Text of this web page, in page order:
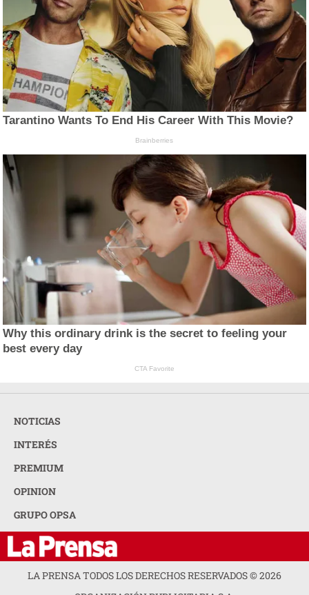
Tarantino Wants To End His Career With This Movie?
Brainberries
Why this ordinary drink is the secret to feeling your
best every day
CTA Favorite
NOTICIAS
INTERÉS
PREMIUM
OPINION
GRUPO OPSA
LA PRENSA TODOS LOS DERECHOS RESERVADOS ©2026